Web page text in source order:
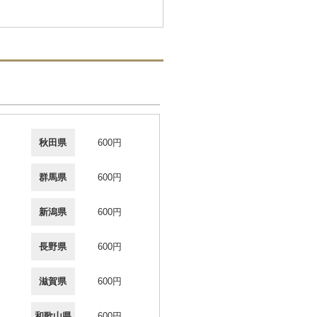
秋田県 600円
群馬県 600円
新潟県 600円
長野県 600円
滋賀県 600円